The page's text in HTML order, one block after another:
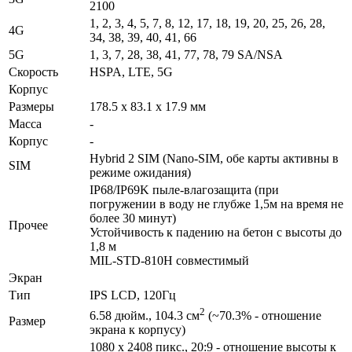
2100
4G
1, 2, 3, 4, 5, 7, 8, 12, 17, 18, 19, 20, 25, 26, 28,
34, 38, 39, 40, 41, 66
5G
1, 3, 7, 28, 38, 41, 77, 78, 79 SA/NSA
Скорость
HSPA, LTE, 5G
Корпус
Размеры
178.5 x 83.1 x 17.9 мм
Масса
-
Корпус
-
SIM
Hybrid 2 SIM (Nano-SIM, обе карты активны в
режиме ожидания)
Прочее
IP68/IP69K пыле-влагозащита (при
погружении в воду не глубже 1,5м на время не
более 30 минут)
Устойчивость к падению на бетон с высоты до
1,8 м
MIL-STD-810H совместимый
Экран
Тип
IPS LCD, 120Гц
Размер
6.58 дюйм., 104.3 см2 (~70.3% - отношение
экрана к корпусу)
1080 x 2408 пикс., 20:9 - отношение высоты к